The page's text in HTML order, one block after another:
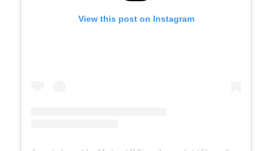
View this post on Instagram